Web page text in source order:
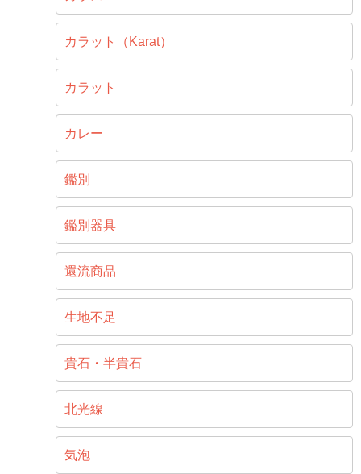
カラット（Karat）
カラット
カレー
鑑別
鑑別器具
還流商品
生地不足
貴石・半貴石
北光線
気泡